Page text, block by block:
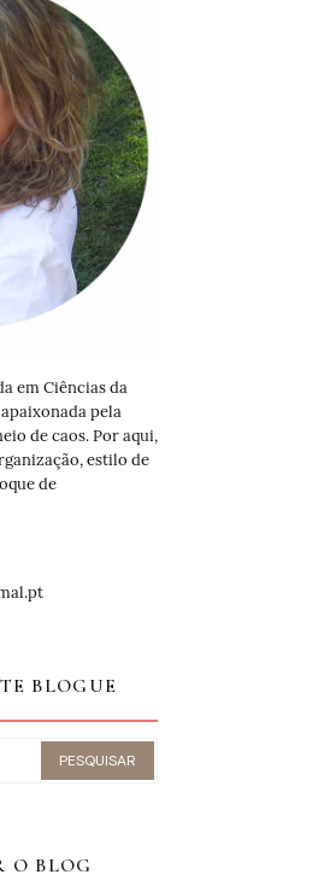
em Ciências da
pela
de caos. Por aqui,
estilo de
de
BLOGUE
O BLOG